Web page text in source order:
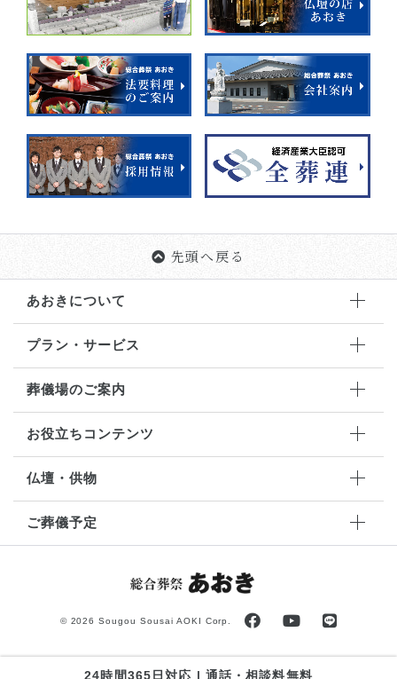
先頭へ戻る
あおきについて
プラン・サービス
葬儀場のご案内
お役立ちコンテンツ
仏壇・供物
ご葬儀予定
© 2026 Sougou Sousai AOKI Corp.
24時間365日対応 | 通話・相談料無料